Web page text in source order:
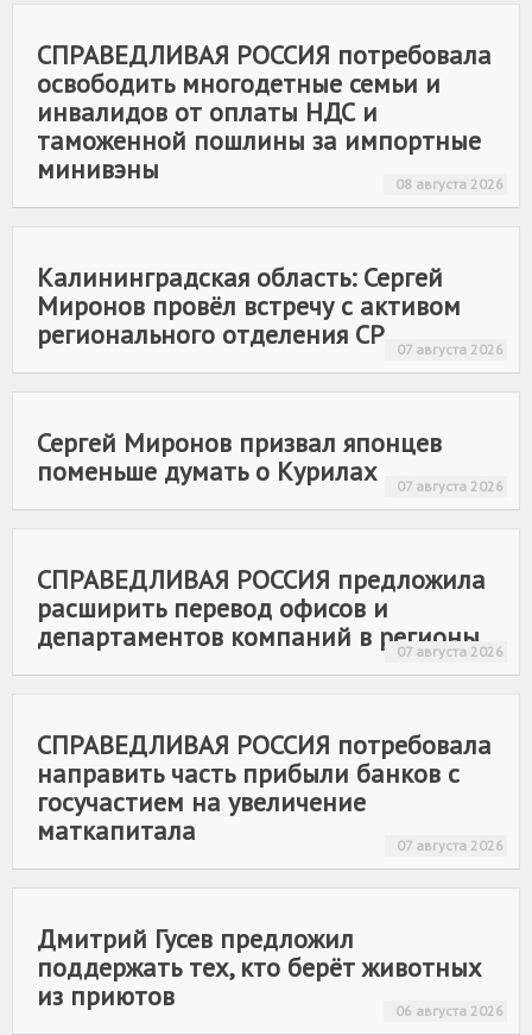
СПРАВЕДЛИВАЯ РОССИЯ потребовала
освободить многодетные семьи и
инвалидов от оплаты НДС и
таможенной пошлины за импортные
минивэны
08 августа 2026
Калининградская область: Сергей
Миронов провёл встречу с активом
регионального отделения СР
07 августа 2026
Сергей Миронов призвал японцев
поменьше думать о Курилах
07 августа 2026
СПРАВЕДЛИВАЯ РОССИЯ предложила
расширить перевод офисов и
департаментов компаний в регионы
07 августа 2026
СПРАВЕДЛИВАЯ РОССИЯ потребовала
направить часть прибыли банков с
госучастием на увеличение
маткапитала
07 августа 2026
Дмитрий Гусев предложил
поддержать тех, кто берёт животных
из приютов
06 августа 2026